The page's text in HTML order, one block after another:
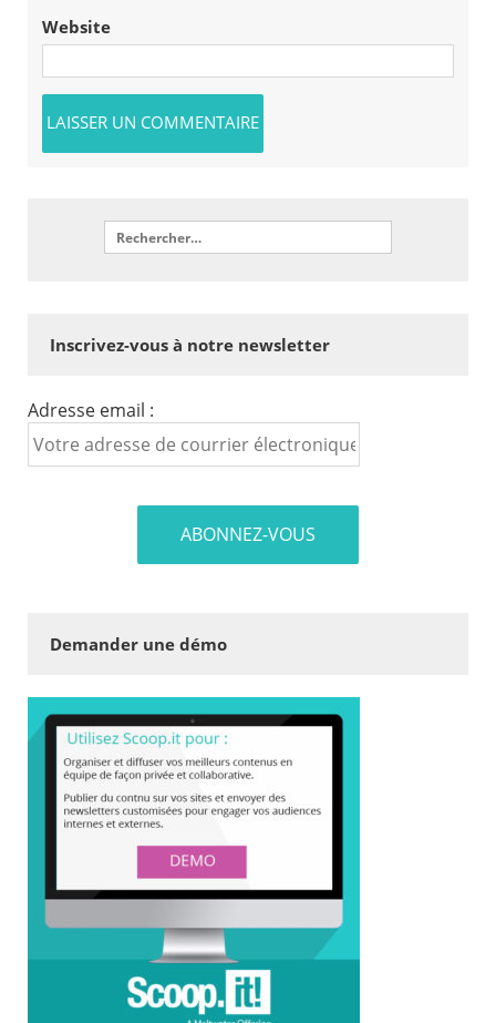
Website
Inscrivez-vous à notre newsletter
Adresse email :
Demander une démo